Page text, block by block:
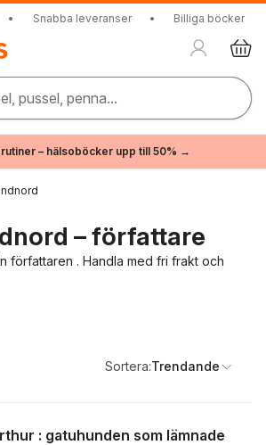
• Snabba leveranser • Billiga böcker
pussel, penna...
rutiner – hälsoböcker upp till 50% →
– författare
författaren . Handla med fri frakt och
Sortera:Trendande
: gatuhunden som lämnade